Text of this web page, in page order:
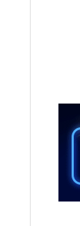
수도 베이징도 부
상승으로 피서
숨져…온열질
능시험 오전 집